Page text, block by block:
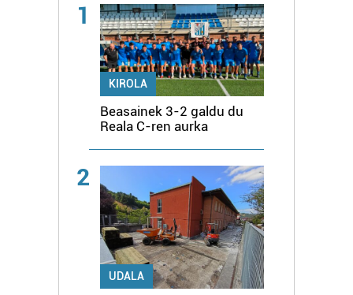
1
KIROLA
Beasainek 3-2 galdu du
Reala C-ren aurka
2
UDALA